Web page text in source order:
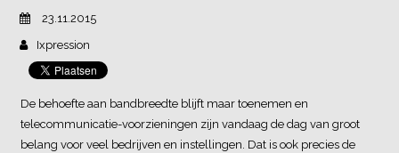
23.11.2015
Ixpression
De behoefte aan bandbreedte blijft maar toenemen en
telecommunicatie-voorzieningen zijn vandaag de dag van groot
belang voor veel bedrijven en instellingen. Dat is ook precies de